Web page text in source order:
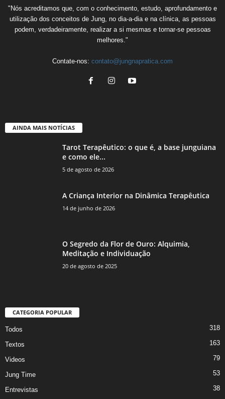
"Nós acreditamos que, com o conhecimento, estudo, aprofundamento e
utilização dos conceitos de Jung, no dia-a-dia e na clínica, as pessoas
podem, verdadeiramente, realizar a si mesmas e tornar-se pessoas
melhores."
Contate-nos: contato@jungnapratica.com
AINDA MAIS NOTÍCIAS
Tarot Terapêutico: o que é, a base junguiana
e como ele...
5 de agosto de 2026
A Criança Interior na Dinâmica Terapêutica
14 de junho de 2026
O Segredo da Flor de Ouro: Alquimia,
Meditação e Individuação
20 de agosto de 2025
CATEGORIA POPULAR
Todos 318
Textos 163
Videos 79
Jung Time 53
Entrevistas 38